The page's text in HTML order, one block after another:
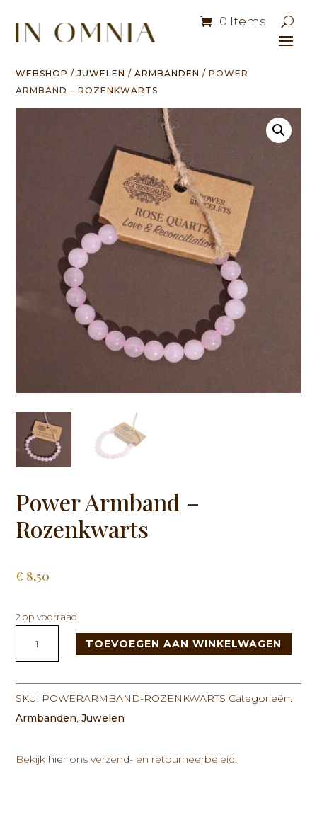
0 Items
WEBSHOP /JUWELEN /ARMBANDEN / POWER
ARMBAND – ROZENKWARTS
Power Armband –
Rozenkwarts
€ 8,50
2 op voorraad
Armband
-
Rozenkwarts
aantal
TOEVOEGEN AAN WINKELWAGEN
SKU: POWERARMBAND-ROZENKWARTS Categorieën:
Armbanden,Juwelen
Bekijk hier ons verzend- en retourneerbeleid.